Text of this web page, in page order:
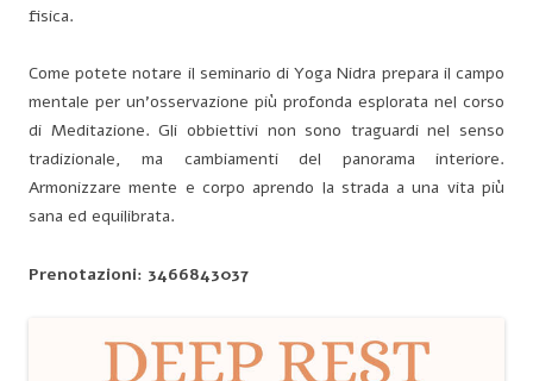
fisica.
Come potete notare il seminario di Yoga Nidra prepara il campo
mentale per un’osservazione più profonda esplorata nel corso
di Meditazione. Gli obbiettivi non sono traguardi nel senso
tradizionale, ma cambiamenti del panorama interiore.
Armonizzare mente e corpo aprendo la strada a una vita più
sana ed equilibrata.
Prenotazioni: 3466843037